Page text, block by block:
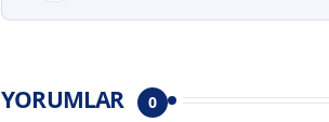
YORUMLAR 0